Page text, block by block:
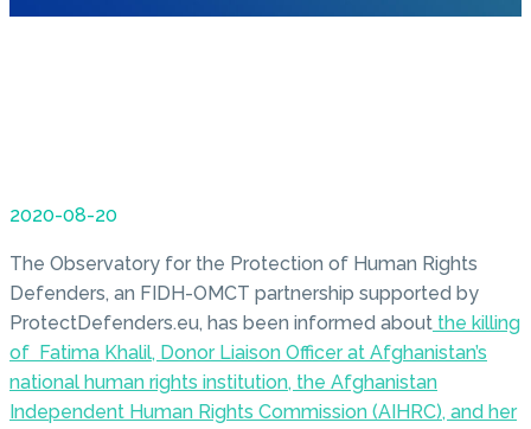
2020-08-20
The Observatory for the Protection of Human Rights
Defenders, an FIDH-OMCT partnership supported by
ProtectDefenders.eu, has been informed about the killing
of Fatima Khalil, Donor Liaison Officer at Afghanistan’s
national human rights institution, the Afghanistan
Independent Human Rights Commission (AIHRC), and her